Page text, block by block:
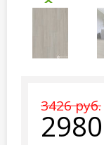
3426 руб.
2980